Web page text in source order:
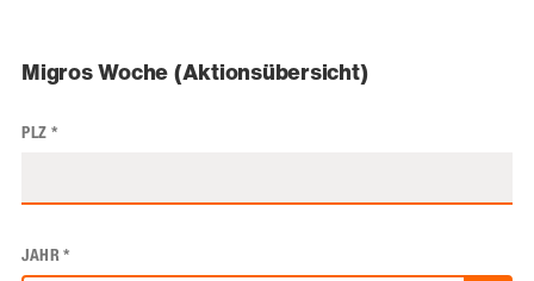
Migros Woche (Aktionsübersicht)
PLZ *
JAHR*